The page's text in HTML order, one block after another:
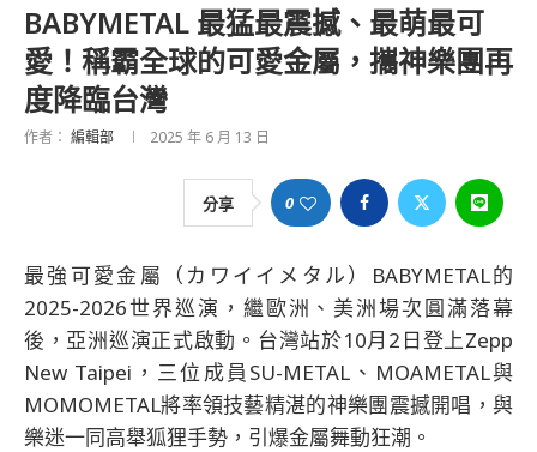
BABYMETAL 最猛最震撼、最萌最可
愛！稱霸全球的可愛金屬，攜神樂團再
度降臨台灣
作者： 編輯部 2025 年 6 月 13 日
分享 0
最強可愛金屬（カワイイメタル）BABYMETAL的
2025-2026世界巡演，繼歐洲、美洲場次圓滿落幕
後，亞洲巡演正式啟動。台灣站於10月2日登上Zepp
New Taipei，三位成員SU-METAL、MOAMETAL與
MOMOMETAL將率領技藝精湛的神樂團震撼開唱，與
樂迷一同高舉狐狸手勢，引爆金屬舞動狂潮。